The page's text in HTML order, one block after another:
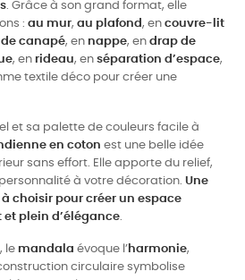
. Grâce à son grand format, elle
: au mur, au plafond , en couvre-lit
canapé, en nappe, en drap de
, en rideau, en séparation d’espace,
textile déco pour créer une
et sa palette de couleurs facile à
en coton est une belle idée
sans effort. Elle apporte du relief,
à votre décoration. Une
choisir pour créer un espace
plein d’élégance.
le mandala évoque l’harmonie,
circulaire symbolise